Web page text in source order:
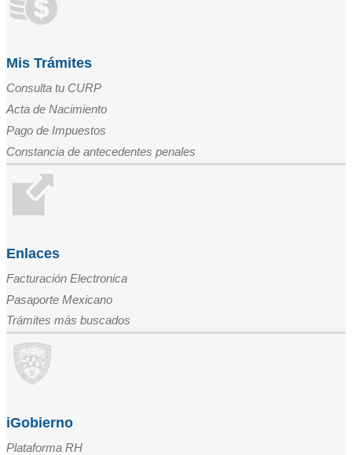
Mis Trámites
Consulta tu CURP
Acta de Nacimiento
Pago de Impuestos
Constancia de antecedentes penales
Enlaces
Facturación Electronica
Pasaporte Mexicano
Trámites más buscados
iGobierno
Plataforma RH